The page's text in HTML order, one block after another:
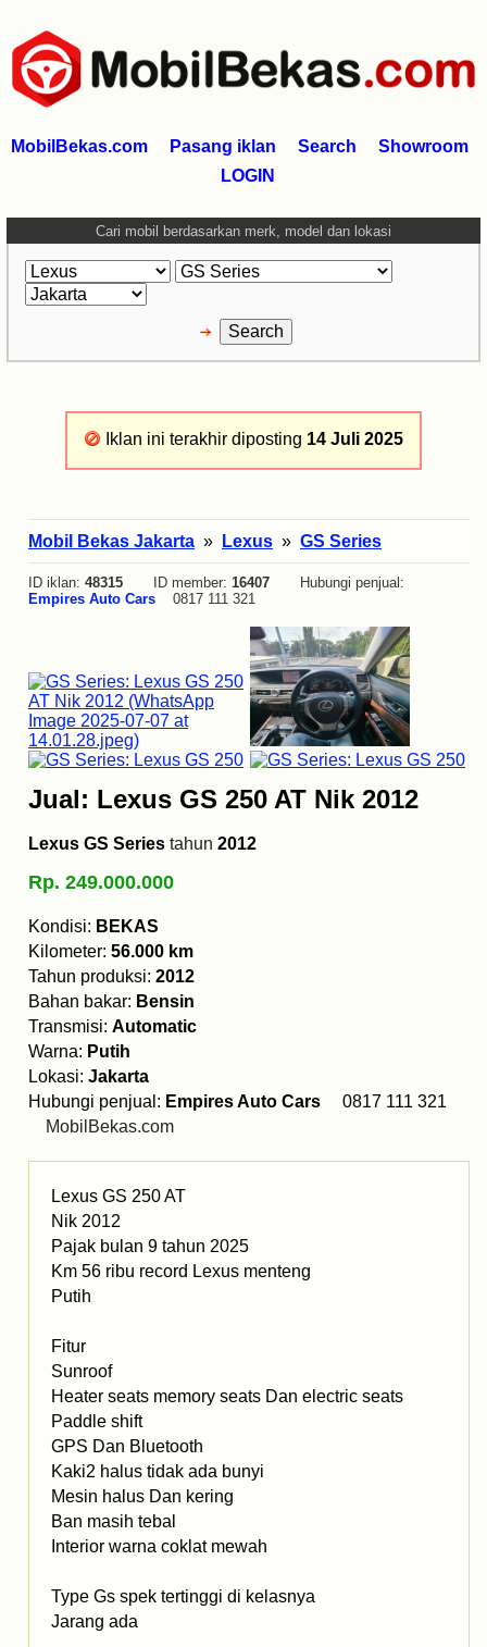
MobilBekas.com Pasang iklan Search
Showroom
LOGIN
Cari mobil berdasarkan merk, model dan lokasi
Iklan ini terakhir diposting 14 Juli 2025
Mobil Bekas Jakarta » Lexus » GS Series
ID iklan: 48315 ID member: 16407 Hubungi penjual:
Empires Auto Cars
0817 111 321
Jual: Lexus GS 250 AT Nik 2012
Lexus GS Series tahun 2012
Rp. 249.000.000
Kondisi: BEKAS
Kilometer: 56.000 km
Tahun produksi: 2012
Bahan bakar: Bensin
Transmisi: Automatic
Warna: Putih
Lokasi: Jakarta
Hubungi penjual: Empires Auto Cars 0817 111 321
MobilBekas.com
Lexus GS 250 AT
Nik 2012
Pajak bulan 9 tahun 2025
Km 56 ribu record Lexus menteng
Putih
Fitur
Sunroof
Heater seats memory seats Dan electric seats
Paddle shift
GPS Dan Bluetooth
Kaki2 halus tidak ada bunyi
Mesin halus Dan kering
Ban masih tebal
Interior warna coklat mewah
Type Gs spek tertinggi di kelasnya
Jarang ada